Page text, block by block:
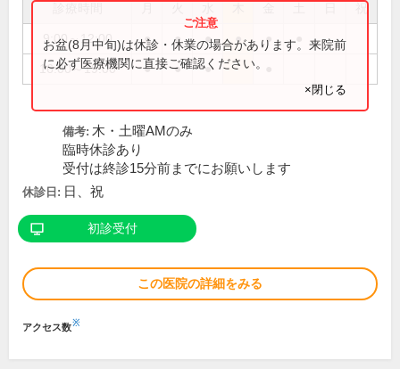
祝
9:00～12:00 ● ● ● ● ●
16:00～19:00 ● ● ●
お盆(8月中旬)は休診・休業の場合があります。来院前
に必ず医療機関に直接ご確認ください。
×閉じる
備考: 木・土曜AMのみ
臨時休診あり
受付は終診15分前までにお願いします
休診日: 日、祝
初診受付
この医院の詳細をみる
アクセス数※